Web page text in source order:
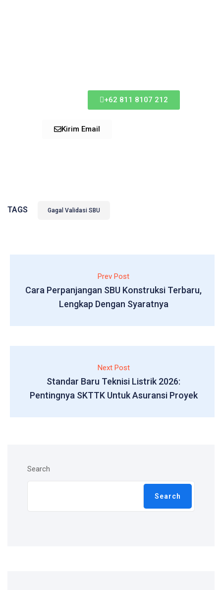
+62 811 8107 212
Kirim Email
TAGS Gagal Validasi SBU
Prev Post
Cara Perpanjangan SBU Konstruksi Terbaru,
Lengkap Dengan Syaratnya
Next Post
Standar Baru Teknisi Listrik 2026:
Pentingnya SKTTK Untuk Asuransi Proyek
Search
Search